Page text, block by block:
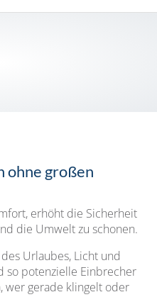
ohne großen
erhöht die Sicherheit
die Umwelt zu schonen.
Urlaubes, Licht und
so potenzielle Einbrecher
wer gerade klingelt oder